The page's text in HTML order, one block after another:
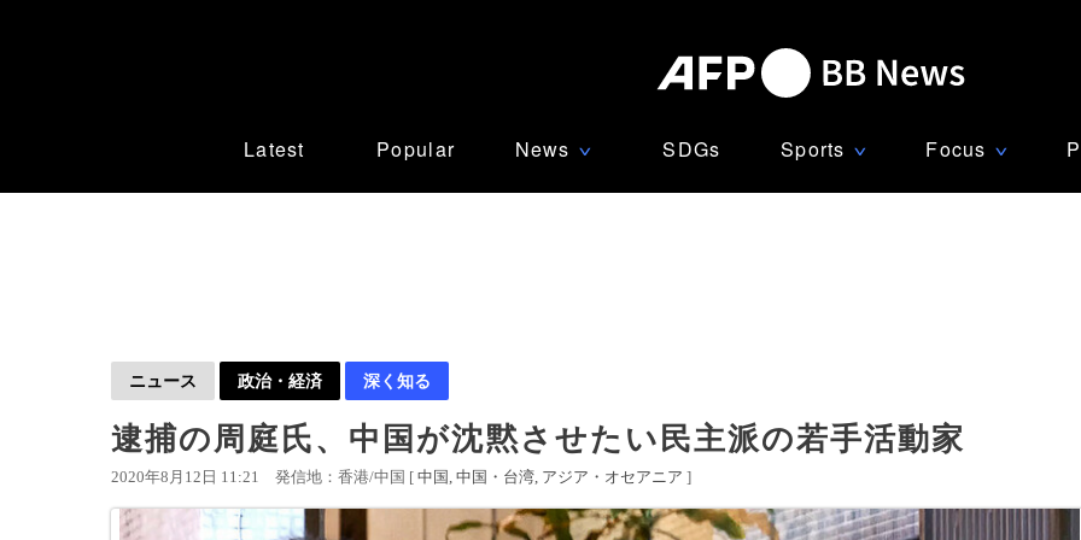
Latest Popular News ∨ SDGs Sports ∨ Focus ∨
ニュース 政治・経済 深く知る
逮捕の周庭氏、中国が沈黙させたい民主派の若手活動家
2020年8月12日 11:21 発信地：香港/中国 [ 中国 中国・台湾 アジア・オセアニア ]